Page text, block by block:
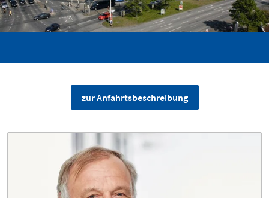
zur Anfahrtsbeschreibung